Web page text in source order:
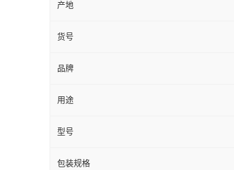
产地
货号
品牌
用途
型号
包装规格